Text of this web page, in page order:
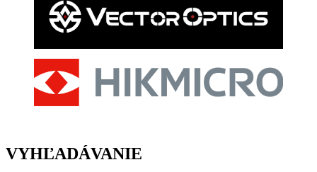
VYHĽADÁVANIE